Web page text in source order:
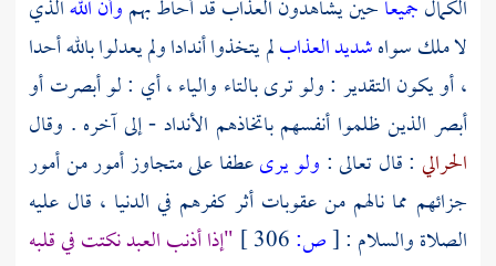
الكمالجميعاحين يشاهدون العذاب قد أحاط بهموأن اللهالذي
لا ملك سواهشديد العذابلم يتخذوا أندادا ولم يعدلوا بالله أحدا
، أو يكون التقدير : ولو ترى بالتاء والياء ، أي : لو أبصرت أو
أبصر الذين ظلموا أنفسهم باتخاذهم الأنداد - إلى آخره . وقال
الحرالي : قال تعالى : ولو يرىعطفا على متجاوز أمور من أمور
جزائهم مما نالهم من عقوبات أثر كفرهم في الدنيا ، قال عليه
الصلاة والسلام :[ص:
"إذا أذنب العبد نكتت في قلبه